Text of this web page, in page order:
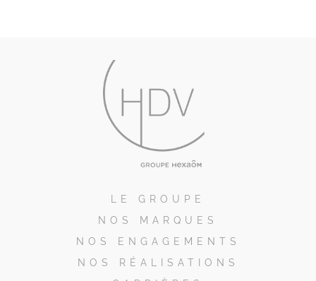
LE GROUPE
NOS MARQUES
NOS ENGAGEMENTS
NOS RÉALISATIONS